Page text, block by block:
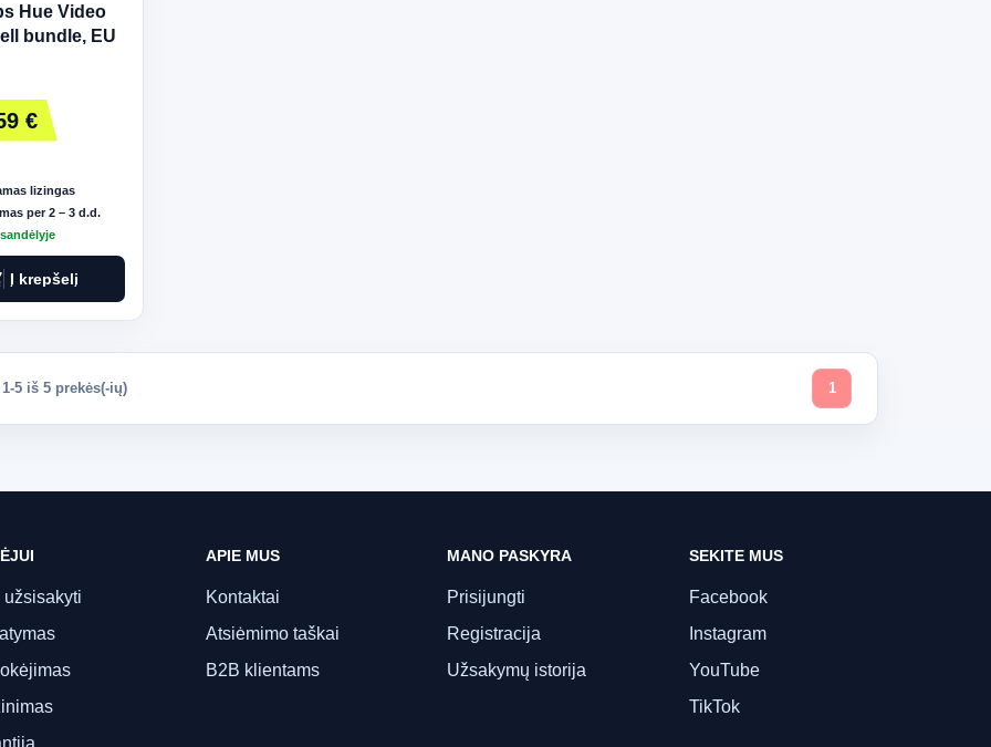
Hue Video
bundle, EU
€
lizingas
per 2 – 3 d.d.
Į krepšelį
5 iš 5 prekės(-ių) 1
užsisakyti
APIE MUS
Kontaktai
Atsiėmimo taškai
B2B klientams
MANO PASKYRA
Prisijungti
Registracija
Užsakymų istorija
SEKITE MUS
Facebook
Instagram
YouTube
TikTok